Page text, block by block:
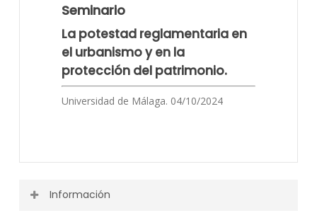
Seminario
La potestad reglamentaria en
el urbanismo y en la
protección del patrimonio.
Universidad de Málaga. 04/10/2024
Información